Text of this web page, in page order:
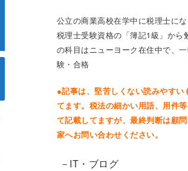
公立の商業高校在学中に税理士にな
税理士受験資格の「簿記1級」から
の科目はニューヨーク在住中で、
験・合格
●記事は、堅苦しくない読みやすい
てます。税法の細かい用語、用件
て記載してますが、最終判断は顧
家へお問い合わせください。
－IT・ブログ